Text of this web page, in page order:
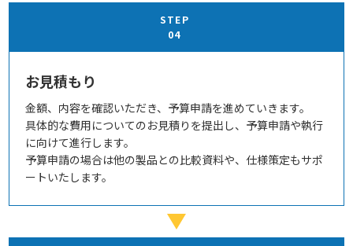
STEP
04
お見積もり
金額、内容を確認いただき、予算申請を進めていきます。
具体的な費用についてのお見積りを提出し、予算申請や執行
に向けて進行します。
予算申請の場合は他の製品との比較資料や、仕様策定もサポ
ートいたします。